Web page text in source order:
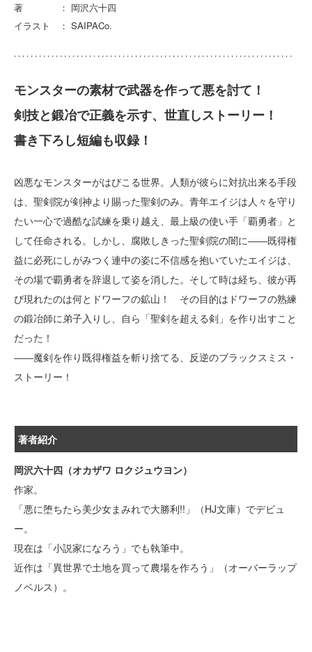
著 ： 岡沢六十四
イラスト ： SAIPACo.
モンスターの素材で武器を作って悪を討て！
剣技と鍛冶で正義を示す、世直しストーリー！
書き下ろし短編も収録！
凶悪なモンスターがはびこる世界。人類が彼らに対抗出来る手段
は、聖剣院が剣神より賜った聖剣のみ。青年エイジは人々を守り
たい一心で過酷な試練を乗り越え、最上級の使い手「覇勇者」と
して任命される。しかし、腐敗しきった聖剣院の闇に――既得権
益に必死にしがみつく連中の姿に不信感を抱いていたエイジは、
その場で覇勇者を辞退して姿を消した。そして時は経ち、彼が再
び現れたのは何とドワーフの鉱山！ その目的はドワーフの熟練
の鍛冶師に弟子入りし、自ら「聖剣を超える剣」を作り出すこと
だった！
――魔剣を作り既得権益を斬り捨てる、反逆のブラックスミス・
ストーリー！
著者紹介
岡沢六十四（オカザワ ロクジュウヨン）
作家。
「悪に堕ちたら美少女まみれで大勝利!!」（HJ文庫）でデビュ
ー。
現在は「小説家になろう」でも執筆中。
近作は「異世界で土地を買って農場を作ろう」（オーバーラップ
ノベルス）。